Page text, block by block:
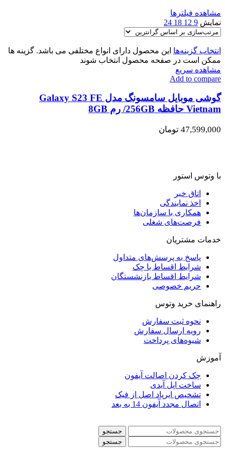
مشاهده فیلترها
نمایش 9
12
18
24
انتخاب گزینه‌ها این محصول دارای انواع مختلفی می باشد. گزینه ها
ممکن است در صفحه محصول انتخاب شوند
مشاهده سریع
Add to compare
گوشی موبایل سامسونگ مدل Galaxy S23 FE
Vietnam حافظه 256GB/ رم 8GB
47,599,000 تومان
با وتوس استور
اتاق خبر
اخذ نمایندگی
همکاری با سازمان‌ها
فرصت‌های شغلی
خدمات مشتریان
پاسخ به پرسش‌های متداول
شرایط اقساط با چک
شرایط اقساط بازنشستگان
حریم خصوصی
راهنمای خرید وتوس
نحوه ثبت سفارش
رویه ارسال سفارش
شیوه‌های پرداخت
آموزش
چک کردن اصالت آیفون
ساخت اپل آیدی
تشخیص ایرپاد اصل از فیک
اتصال مجدد آیفون 14 به بعد
جستجو
جستجو